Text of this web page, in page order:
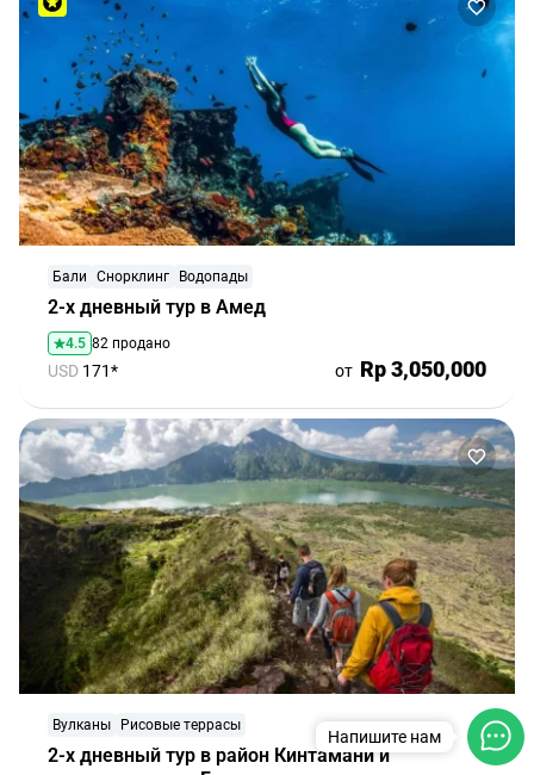
2-х дневный тур в Амед
Бали Снорклинг Водопады
4.5 82 продано
USD 171* от Rp 3,050,000
2-х дневный тур в район Кинтамани и
Вулканы Рисовые террасы
Напишите нам